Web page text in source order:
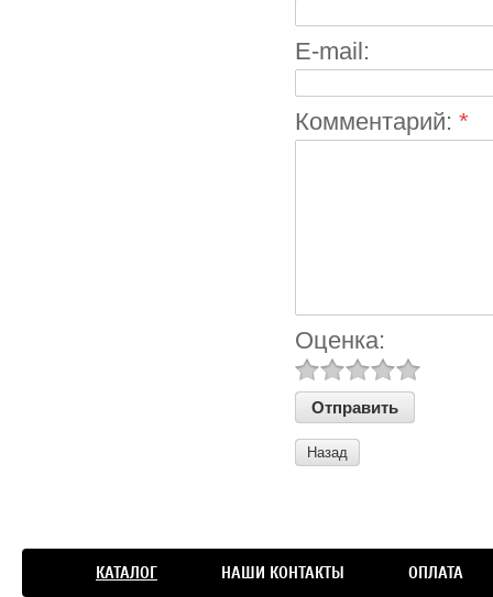
E-mail:
Комментарий: *
Оценка:
Назад
КАТАЛОГ НАШИ КОНТАКТЫ ОПЛАТА